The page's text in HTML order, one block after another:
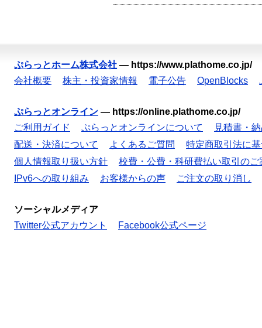
ぷらっとホーム株式会社 — https://www.plathome.co.jp/
会社概要
株主・投資家情報 電子公告 OpenBlocks
ぷらっとオンライン — https://online.plathome.co.jp/
ご利用ガイド
ぷらっとオンラインについて
見積書・
配送・決済について
よくあるご質問
特定商取引法に
個人情報取り扱い方針
校費・公費・科研費払い取引のご
IPv6への取り組み
お客様からの声 ご注文の取り消し
ソーシャルメディア
Twitter公式アカウント
Facebook公式ページ